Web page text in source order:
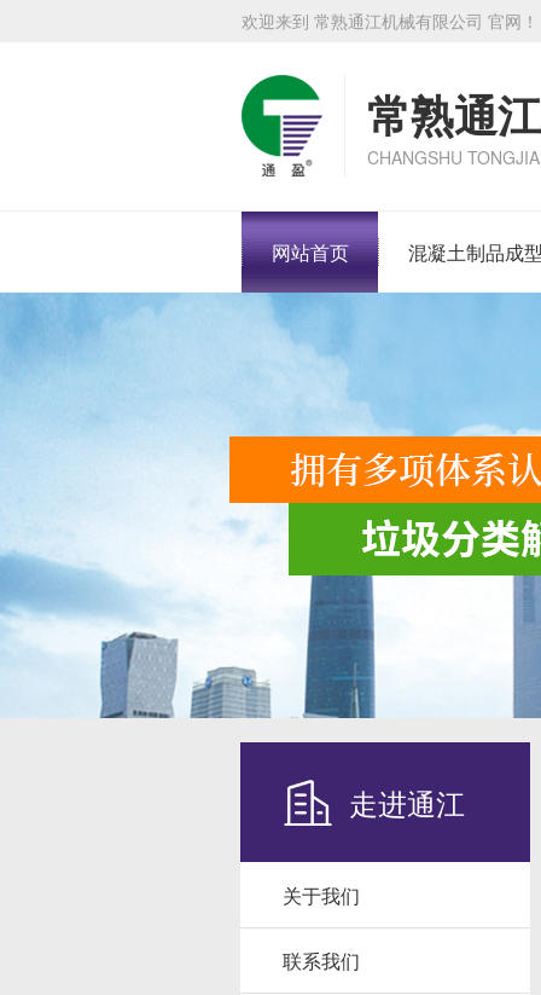
欢迎来到 常熟通江机械有限公司 官网！
常熟通
CHANGSHU
网站首页 混凝土制品成
走进通江
关于我们
联系我们